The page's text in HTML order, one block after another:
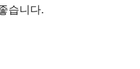
습니다.